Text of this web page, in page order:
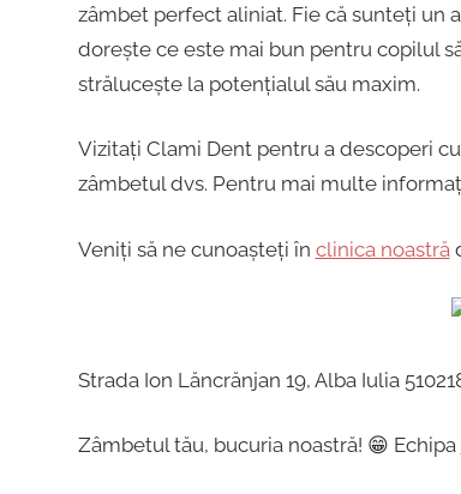
zâmbet perfect aliniat. Fie că sunteți un
dorește ce este mai bun pentru copilul
strălucește la potențialul său maxim.
Vizitați Clami Dent pentru a descoperi
zâmbetul dvs. Pentru mai multe
Veniți să ne cunoașteți în clinica noastră
Strada Ion Lăncrănjan 19, Alba Iulia
Zâmbetul tău, bucuria noastră! 😁 Echipa